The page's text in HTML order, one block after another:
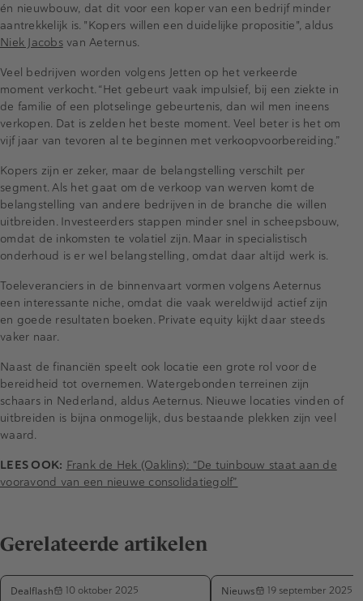
én nieuwbouw, dat dit voor een koper van een bedrijf minder
aantrekkelijk is. "Kopers willen een duidelijke propositie", aldus
Niek Jacobsvan Aeternus.
Veel bedrijven worden volgens Jetten op het verkeerde
moment verkocht. “Het gebeurt vaak impulsief, bij een ziekte in
de familie of een plotselinge gebeurtenis, dan wil men ineens
verkopen. Dat is zelden het beste moment. Veel beter is het om
vijf jaar van tevoren al te beginnen met verkoopvoorbereiding.”
Kopers zijn er zeker, maar de belangstelling verschilt per
segment. Als het gaat om de verkoop van werven komt de
belangstelling van andere bedrijven in de branche die willen
uitbreiden. Investeerders stappen minder snel in scheepsbouw,
omdat de inkomsten te volatiel zijn. Maar in specialistisch
onderhoud is er wel belangstelling, omdat daar altijd werk is.
Toeleveranciers in de binnenvaart vormen volgens Aeternus
een interessante niche, omdat die vaak wereldwijd actief zijn
en goede resultaten boeken. Private equity kijkt daar steeds
vaker naar.
Naast de financiën speelt ook locatie een grote rol voor de
bereidheid tot overnemen. Watergebonden terreinen zijn
schaars in Nederland, aldus Aeternus. Nieuwe locaties vinden of
uitbreiden is bijna onmogelijk, dus bestaande plekken zijn veel
waard.
LEES OOK: Frank de Hek (Oaklins): “De tuinbouw staat aan de
vooravond van een nieuwe consolidatiegolf”
Gerelateerde artikelen
Dealflash 10 oktober 2025 Nieuws 19 september 2025